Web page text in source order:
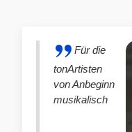
Für die
tonArtisten
von Anbeginn
musikalisch